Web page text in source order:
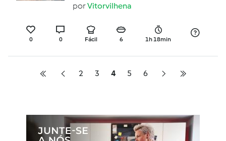
porVitorvilhena
0 0 Fácil 6 1h 18min
2 3 4 5 6